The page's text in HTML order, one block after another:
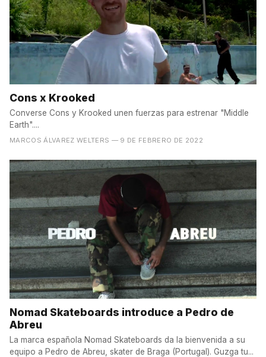
Cons x Krooked
Converse Cons y Krooked unen fuerzas para estrenar "Middle
Earth"....
MARCOS ÁLVAREZ WELTERS — 9 DE FEBRERO DE 2022
Nomad Skateboards introduce a Pedro de
Abreu
La marca española Nomad Skateboards da la bienvenida a su
equipo a Pedro de Abreu, skater de Braga (Portugal). Guzga tu...